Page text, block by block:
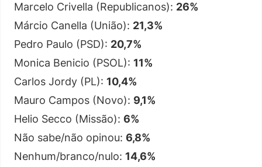
Marcelo Crivella (Republicanos): 26%
Márcio Canella (União): 21,3%
Pedro Paulo (PSD): 20,7%
Monica Benicio (PSOL): 11%
Carlos Jordy (PL): 10,4%
Mauro Campos (Novo): 9,1%
Helio Secco (Missão): 6%
Não sabe/não opinou: 6,8%
Nenhum/branco/nulo: 14,6%